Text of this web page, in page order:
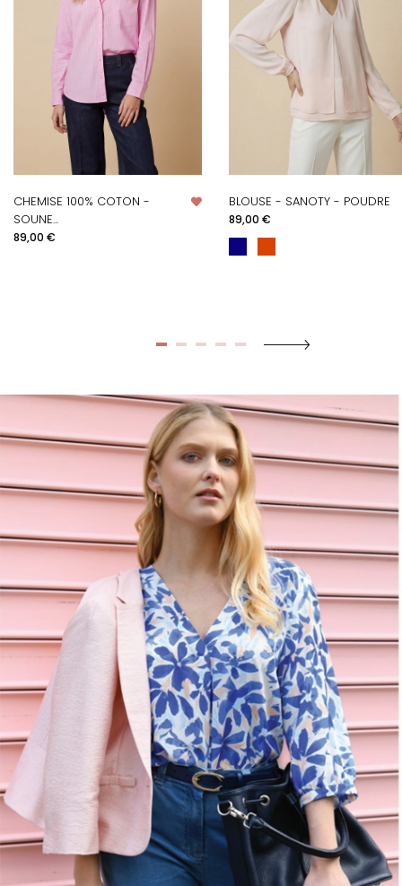
CHEMISE 100% COTON -
SOUNE...
Prix
89,00 €
BLOUSE - SANOTY - POUDRE
Prix
89,00 €